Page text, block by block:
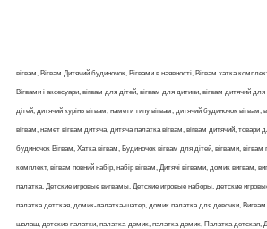
вігвам, Вігвам Дитячий будиночок, Вігвами в наявності, Вігвам хатка
Вігвами і аксесуари, вігвам для дітей, вігвам для дитини, вігвам дитячий
дітей, дитячий курінь вігвам, намети типу вігвам, дитячий будиночок
вігвам, намет вігвам дитяча, дитяча палатка вігвам, вігвам дитячий, товари
будиночок Вігвам, Хатка вігвам, Будиночок вігвам для дітей, вігвами, вігвам
комплект, вігвам повний набір, набір вігвам, Дитячі вігвами, домик вигвам,
палатка, Детские игровые вигвамы, Детские игровые наборы, детские
палатка детская, домик-палатка-шатер, домик палатка для девочки,
шалаш, детские палатки, палатка-домик, палатка домик, Палатка детская,